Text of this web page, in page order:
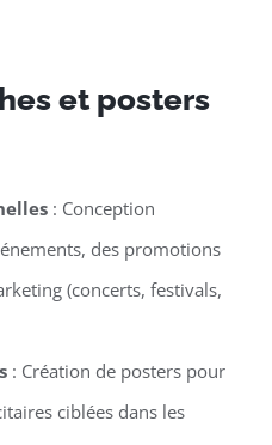
et posters
: Conception
des promotions
(concerts, festivals,
: Création de posters pour
ciblées dans les